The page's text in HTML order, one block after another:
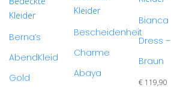
weist
Varianten
auf.
Die
Kleider
Berna’s
AbendKleid
Gold
Kleider
Bescheidenheit
Charme
Abaya
Varianten
auf.
Optionen
können
Bianca
Dress –
Braun
€ 119,90